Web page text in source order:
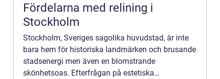
Fördelarna med relining i
Stockholm
Stockholm, Sveriges sagolika huvudstad, är inte
bara hem för historiska landmärken och brusande
stadsenergi men även en blomstrande
skönhetsoas. Efterfrågan på estetiska